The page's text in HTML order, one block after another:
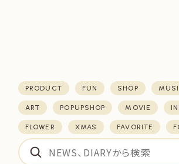
PRODUCT FUN SHOP
ART POPUPSHOP MOVIE
FLOWER XMAS FAVORITE